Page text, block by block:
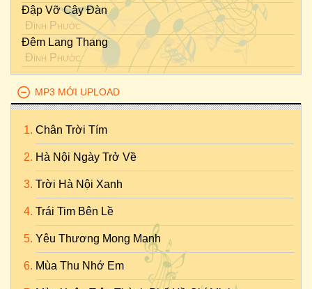
Đập Vỡ Cây Đàn
Đình Phước
Đêm Lang Thang
Đình Phước
MP3 MỚI UPLOAD
Chân Trời Tím
Hà Nội Ngày Trở Về
Trời Hà Nội Xanh
Trái Tim Bên Lề
Yêu Thương Mong Manh
Mùa Thu Nhớ Em